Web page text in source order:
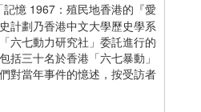
「記憶 1967：殖民地香港的『愛
計劃乃香港中文大學歷史學系
六七動力研究社」委託進行的
括三十名於香港「六七暴動」
對當年事件的憶述，按受訪者